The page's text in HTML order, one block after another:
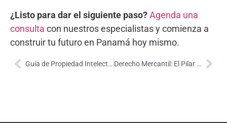
¿Listo para dar el siguiente paso?Agenda una
consulta con nuestros especialistas y comienza a
construir tu futuro en Panamá hoy mismo.
Guía de Propiedad Intelectual en Panamá Derecho Mercantil: El Pilar Legal de tu Negocio en Panamá